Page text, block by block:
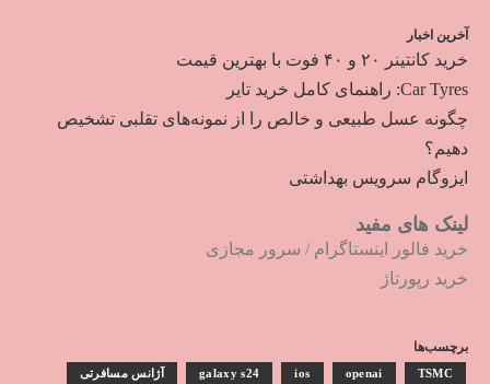
آخرین اخبار
خرید کانتینر ۲۰ و ۴۰ فوت با بهترین قیمت
Car Tyres: راهنمای کامل خرید تایر
چگونه عسل طبیعی و خالص را از نمونه‌های تقلبی تشخیص
دهیم؟
ایزوگام سرویس بهداشتی
لینک های مفید
خرید فالور اینستاگرام / سرور مجازی
خرید رپورتاژ
برچسب‌ها
galaxy s24 ios openai TSMC آژانس مسافرتی